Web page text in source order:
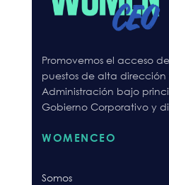
Promovemos el acceso
puestos de alta dirección
Administración bajo
Gobierno Corporativo y
WOMENCEO
Somos